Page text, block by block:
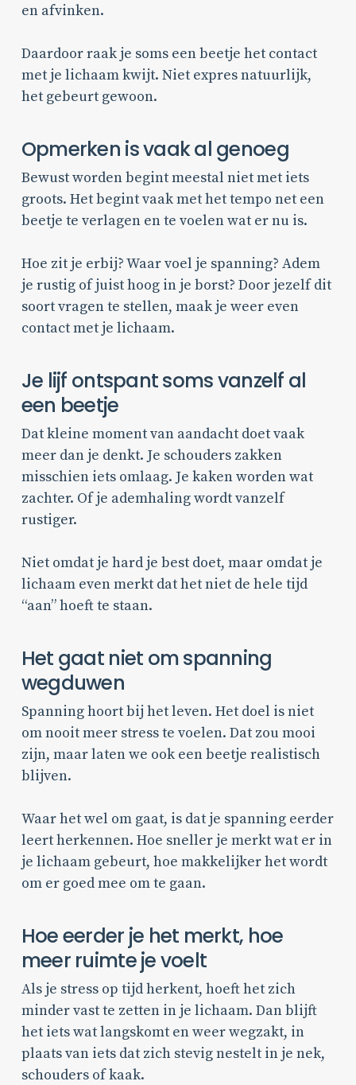
en afvinken.
Daardoor raak je soms een beetje het contact
met je lichaam kwijt. Niet expres natuurlijk,
het gebeurt gewoon.
Opmerken is vaak al genoeg
Bewust worden begint meestal niet met iets
groots. Het begint vaak met het tempo net een
beetje te verlagen en te voelen wat er nu is.
Hoe zit je erbij? Waar voel je spanning? Adem
je rustig of juist hoog in je borst? Door jezelf dit
soort vragen te stellen, maak je weer even
contact met je lichaam.
Je lijf ontspant soms vanzelf al
een beetje
Dat kleine moment van aandacht doet vaak
meer dan je denkt. Je schouders zakken
misschien iets omlaag. Je kaken worden wat
zachter. Of je ademhaling wordt vanzelf
rustiger.
Niet omdat je hard je best doet, maar omdat je
lichaam even merkt dat het niet de hele tijd
“aan” hoeft te staan.
Het gaat niet om spanning
wegduwen
Spanning hoort bij het leven. Het doel is niet
om nooit meer stress te voelen. Dat zou mooi
zijn, maar laten we ook een beetje realistisch
blijven.
Waar het wel om gaat, is dat je spanning eerder
leert herkennen. Hoe sneller je merkt wat er in
je lichaam gebeurt, hoe makkelijker het wordt
om er goed mee om te gaan.
Hoe eerder je het merkt, hoe
meer ruimte je voelt
Als je stress op tijd herkent, hoeft het zich
minder vast te zetten in je lichaam. Dan blijft
het iets wat langskomt en weer wegzakt, in
plaats van iets dat zich stevig nestelt in je nek,
schouders of kaak.